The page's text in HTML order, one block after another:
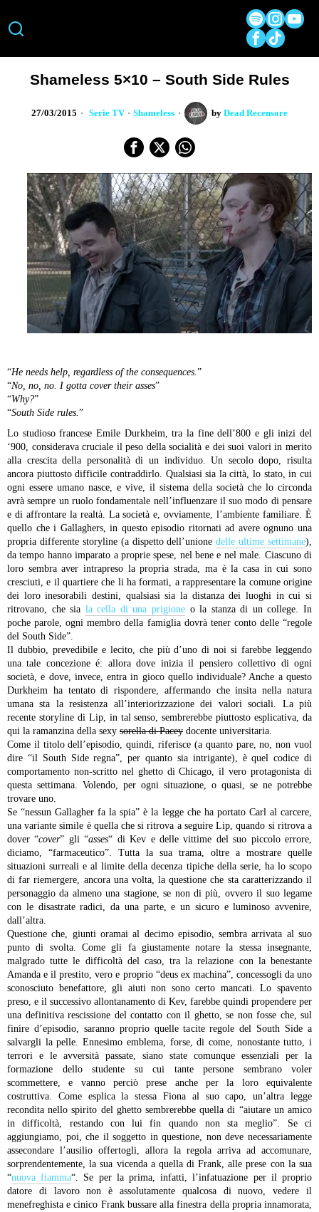
Shameless 5×10 – South Side Rules
27/03/2015 Serie TV · Shameless by Dead Recensore
“He needs help, regardless of the consequences.”
“No, no, no. I gotta cover their asses”
“Why?”
“South Side rules.”
Lo studioso francese Emile Durkheim, tra la fine dell’800 e gli inizi del
‘900, considerava cruciale il peso della socialità e dei suoi valori in merito
alla crescita della personalità di un individuo. Un secolo dopo, risulta
ancora piuttosto difficile contraddirlo. Qualsiasi sia la città, lo stato, in cui
ogni essere umano nasce, e vive, il sistema della società che lo circonda
avrà sempre un ruolo fondamentale nell’influenzare il suo modo di pensare
e di affrontare la realtà. La società e, ovviamente, l’ambiente familiare. È
quello che i Gallaghers, in questo episodio ritornati ad avere ognuno una
propria differente storyline (a dispetto dell’unionedelle ultime settimane),
da tempo hanno imparato a proprie spese, nel bene e nel male. Ciascuno di
loro sembra aver intrapreso la propria strada, ma è la casa in cui sono
cresciuti, e il quartiere che li ha formati, a rappresentare la comune origine
dei loro inesorabili destini, qualsiasi sia la distanza dei luoghi in cui si
ritrovano, che sia la cella di una prigione o la stanza di un college. In
poche parole, ogni membro della famiglia dovrà tener conto delle “regole
del South Side”.
Il dubbio, prevedibile e lecito, che più d’uno di noi si farebbe leggendo
una tale concezione é: allora dove inizia il pensiero collettivo di ogni
società, e dove, invece, entra in gioco quello individuale? Anche a questo
Durkheim ha tentato di rispondere, affermando che insita nella natura
umana sta la resistenza all’interiorizzazione dei valori sociali. La più
recente storyline di Lip, in tal senso, sembrerebbe piuttosto esplicativa, da
qui la ramanzina della sexy sorella di Pacey docente universitaria.
Come il titolo dell’episodio, quindi, riferisce (a quanto pare, no, non vuol
dire “il South Side regna”, per quanto sia intrigante), è quel codice di
comportamento non-scritto nel ghetto di Chicago, il vero protagonista di
questa settimana. Volendo, per ogni situazione, o quasi, se ne potrebbe
trovare uno.
Se “nessun Gallagher fa la spia” è la legge che ha portato Carl al carcere,
una variante simile è quella che si ritrova a seguire Lip, quando si ritrova a
dover “cover” gli “asses“ di Kev e delle vittime del suo piccolo errore,
diciamo, “farmaceutico”. Tutta la sua trama, oltre a mostrare quelle
situazioni surreali e al limite della decenza tipiche della serie, ha lo scopo
di far riemergere, ancora una volta, la questione che sta caratterizzando il
personaggio da almeno una stagione, se non di più, ovvero il suo legame
con le disastrate radici, da una parte, e un sicuro e luminoso avvenire,
dall’altra.
Questione che, giunti oramai al decimo episodio, sembra arrivata al suo
punto di svolta. Come gli fa giustamente notare la stessa insegnante,
malgrado tutte le difficoltà del caso, tra la relazione con la benestante
Amanda e il prestito, vero e proprio “deus ex machina”, concessogli da uno
sconosciuto benefattore, gli aiuti non sono certo mancati. Lo spavento
preso, e il successivo allontanamento di Kev, farebbe quindi propendere per
una definitiva rescissione del contatto con il ghetto, se non fosse che, sul
finire d’episodio, saranno proprio quelle tacite regole del South Side a
salvargli la pelle. Ennesimo emblema, forse, di come, nonostante tutto, i
terrori e le avversità passate, siano state comunque essenziali per la
formazione dello studente su cui tante persone sembrano voler
scommettere, e vanno perciò prese anche per la loro equivalente
costruttiva. Come esplica la stessa Fiona al suo capo, un’altra legge
recondita nello spirito del ghetto sembrerebbe quella di “aiutare un amico
in difficoltà, restando con lui fin quando non sta meglio”. Se ci
aggiungiamo, poi, che il soggetto in questione, non deve necessariamente
assecondare l’ausilio offertogli, allora la regola arriva ad accomunare,
sorprendentemente, la sua vicenda a quella di Frank, alle prese con la sua
“nuova fiamma“. Se per la prima, infatti, l’infatuazione per il proprio
datore di lavoro non è assolutamente qualcosa di nuovo, vedere il
menefreghista e cinico Frank bussare alla finestra della propria innamorata,